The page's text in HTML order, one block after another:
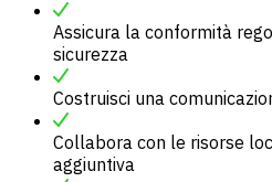
Assicura la conformità
sicurezza
Costruisci una
Collabora con le risorse
aggiuntiva